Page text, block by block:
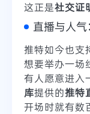
这正是社交证
直播与人
推特如今也
想要举办一场
有人愿意进入
库提供的推特
开场时就有数